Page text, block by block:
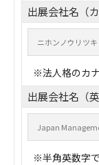
出展会社名（カ
※法人格のカ
出展会社名（英
※半角英数字